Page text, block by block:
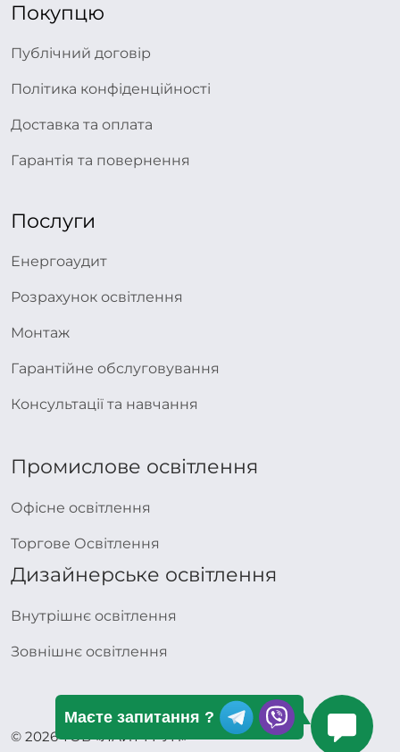
Покупцю
Публічний договір
Політика конфіденційності
Доставка та оплата
Гарантія та повернення
Послуги
Енергоаудит
Розрахунок освітлення
Монтаж
Гарантійне обслуговування
Консультації та навчання
Промислове освітлення
Офісне освітлення
Торгове Освітлення
Дизайнерське освітлення
Внутрішнє освітлення
Зовнішнє освітлення
© 2026 ТОВ «ЛАЙТ ГРУП»
Маєте запитання ?